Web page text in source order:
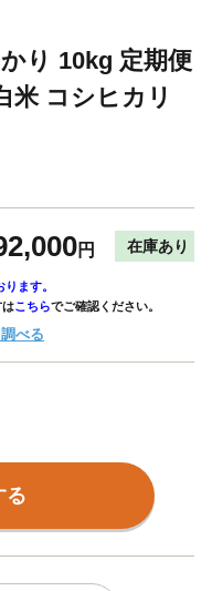
り 10kg 定期便
米 コシヒカリ
円 在庫あり
ます。
はこちらでご確認ください。
調べる
る